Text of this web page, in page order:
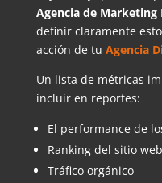
Agencia de Marketing
definir claramente
acción de tu Agencia
Un lista de métricas
incluir en reportes:
El performance de
Ranking del sitio web
Tráfico orgánico